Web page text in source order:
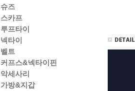
슈즈
스카프
루프타이
넥타이
벨트
커프스&넥타이핀
악세사리
가방&지갑